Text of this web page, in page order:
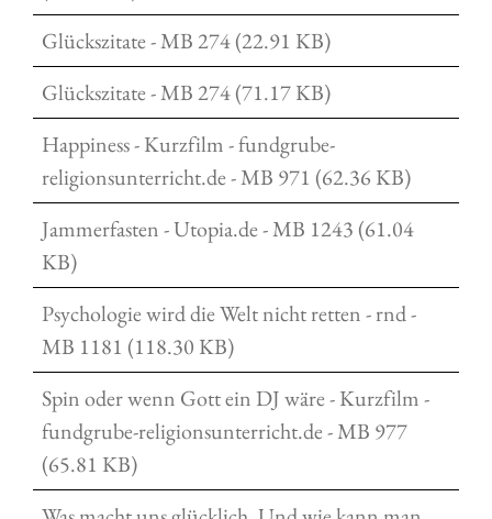
Glückszitate - MB 274 (22.91 KB)
Glückszitate - MB 274 (71.17 KB)
Happiness - Kurzfilm - fundgrube-
religionsunterricht.de - MB 971 (62.36 KB)
Jammerfasten - Utopia.de - MB 1243 (61.04
KB)
Psychologie wird die Welt nicht retten - rnd -
MB 1181 (118.30 KB)
Spin oder wenn Gott ein DJ wäre - Kurzfilm -
fundgrube-religionsunterricht.de - MB 977
(65.81 KB)